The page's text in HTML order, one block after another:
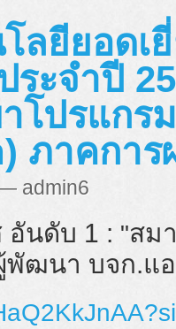
ลยียอดเ
ะจำปี
โปรแกร
ภาคการ
admin6
อันดับ 1 : "สม
ฒนา บจก.แ